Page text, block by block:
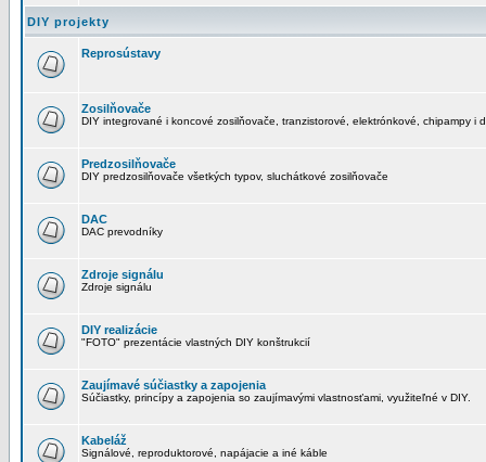
DIY projekty
Reprosústavy
Zosilňovače
DIY integrované i koncové zosilňovače, tranzistorové, elektrónkové, chipampy i
Predzosilňovače
DIY predzosilňovače všetkých typov, sluchátkové zosilňovače
DAC
DAC prevodníky
Zdroje signálu
Zdroje signálu
DIY realizácie
"FOTO" prezentácie vlastných DIY konštrukcií
Zaujímavé súčiastky a zapojenia
Súčiastky, princípy a zapojenia so zaujímavými vlastnosťami, využiteľné v DIY.
Kabeláž
Signálové, reproduktorové, napájacie a iné káble